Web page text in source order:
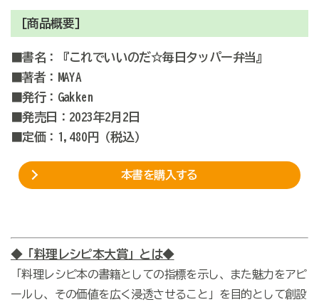
[商品概要]
■書名：『これでいいのだ☆毎日タッパー弁当』
■著者：MAYA
■発行：Gakken
■発売日：2023年2月2日
■定価：1,480円（税込）
本書を購入する
◆「料理レシピ本大賞」とは◆
「料理レシピ本の書籍としての指標を示し、また魅力をアピ
ールし、その価値を広く浸透させること」を目的として創設